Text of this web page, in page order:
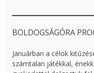
BOLDOGSÁGÓRA
Januárban a célok
számtalan játékkal,